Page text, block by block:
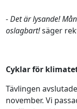
- Det är lysande!
oslagbart!säger
Cyklar för
Tävlingen
november. Vi